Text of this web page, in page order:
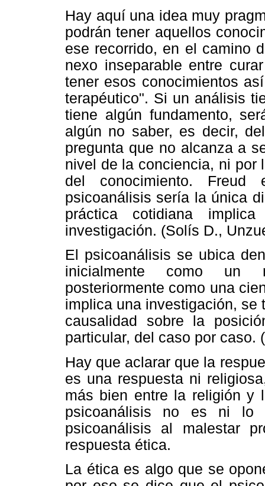
Hay aquí una idea muy
podrán tener aquellos
ese recorrido, en el camino
nexo inseparable entre
tener esos conocimientos
terapéutico". Si un análisis
tiene algún fundamento,
algún no saber, es decir,
pregunta que no alcanza a
nivel de la conciencia, ni por
del conocimiento. Freud
psicoanálisis sería la única
práctica cotidiana
investigación. (Solís D.,
El psicoanálisis se ubica
inicialmente como un
posteriormente como una
implica una investigación, se
causalidad sobre la
particular, del caso por caso.
Hay que aclarar que la
es una respuesta ni
más bien entre la religión y
psicoanálisis no es ni
psicoanálisis al malestar
respuesta ética.
La ética es algo que se